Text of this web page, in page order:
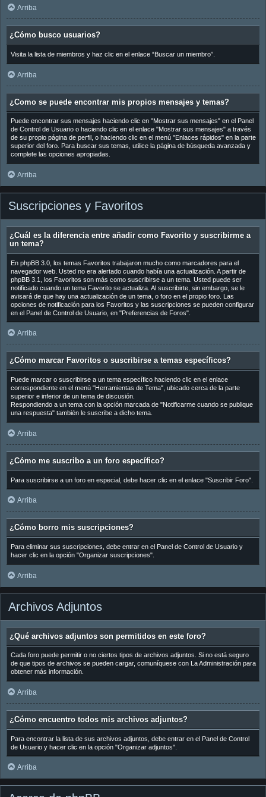
Arriba
¿Cómo busco usuarios?
Visita la lista de miembros y haz clic en el enlace “Buscar un miembro”.
Arriba
¿Como se puede encontrar mis propios mensajes y temas?
Puede encontrar sus mensajes haciendo clic en "Mostrar sus mensajes" en el Panel
de Control de Usuario o haciendo clic en el enlace "Mostrar sus mensajes" a través
de su propio página de perfil, o haciendo clic en el menú "Enlaces rápidos" en la parte
superior del foro. Para buscar sus temas, utilice la página de búsqueda avanzada y
complete las opciones apropiadas.
Arriba
Suscripciones y Favoritos
¿Cuál es la diferencia entre añadir como Favorito y suscribirme a
un tema?
En phpBB 3.0, los temas Favoritos trabajaron mucho como marcadores para el
navegador web. Usted no era alertado cuando había una actualización. A partir de
phpBB 3.1, los Favoritos son más como suscribirse a un tema. Usted puede ser
notificado cuando un tema Favorito se actualiza. Al suscribirte, sin embargo, se le
avisará de que hay una actualización de un tema, o foro en el propio foro. Las
opciones de notificación para los Favoritos y las suscripciones se pueden configurar
en el Panel de Control de Usuario, en "Preferencias de Foros".
Arriba
¿Cómo marcar Favoritos o suscribirse a temas específicos?
Puede marcar o suscribirse a un tema específico haciendo clic en el enlace
correspondiente en el menú "Herramientas de Tema", ubicado cerca de la parte
superior e inferior de un tema de discusión.
Respondiendo a un tema con la opción marcada de "Notificarme cuando se publique
una respuesta" también le suscribe a dicho tema.
Arriba
¿Cómo me suscribo a un foro específico?
Para suscribirse a un foro en especial, debe hacer clic en el enlace "Suscribir Foro".
Arriba
¿Cómo borro mis suscripciones?
Para eliminar sus suscripciones, debe entrar en el Panel de Control de Usuario y
hacer clic en la opción "Organizar suscripciones".
Arriba
Archivos Adjuntos
¿Qué archivos adjuntos son permitidos en este foro?
Cada foro puede permitir o no ciertos tipos de archivos adjuntos. Si no está seguro
de que tipos de archivos se pueden cargar, comuníquese con La Administración para
obtener más información.
Arriba
¿Cómo encuentro todos mis archivos adjuntos?
Para encontrar la lista de sus archivos adjuntos, debe entrar en el Panel de Control
de Usuario y hacer clic en la opción "Organizar adjuntos".
Arriba